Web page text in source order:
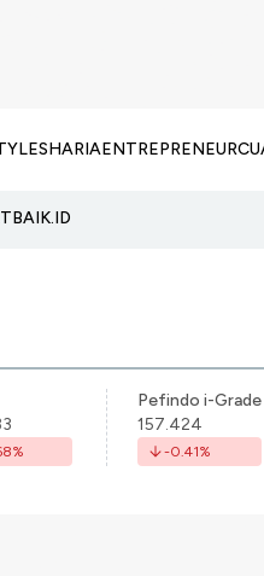
SHARIAENTREPRENEUR
%
Pefindo i-Grade
157.424
-0.41%